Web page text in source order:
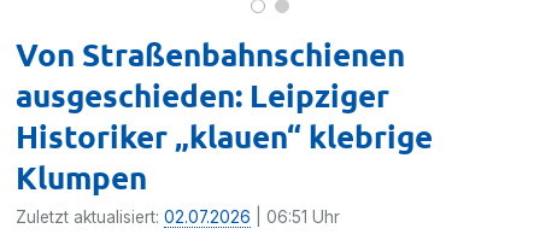
Von Straßenbahnschienen
ausgeschieden: Leipziger
Historiker „klauen“ klebrige
Klumpen
Zuletzt aktualisiert:02.07.2026 | 06:51 Uhr